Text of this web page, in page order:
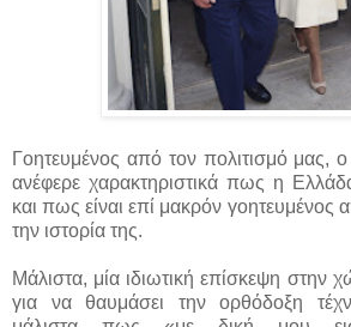
Γοητευμένος από τον πολιτισμό μας,
ανέφερε χαρακτηριστικά πως η
και πως είναι επί μακρόν γοητευμένος
την ιστορία της.
Μάλιστα, μία ιδιωτική επίσκεψη στην
για να θαυμάσει την ορθόδοξη